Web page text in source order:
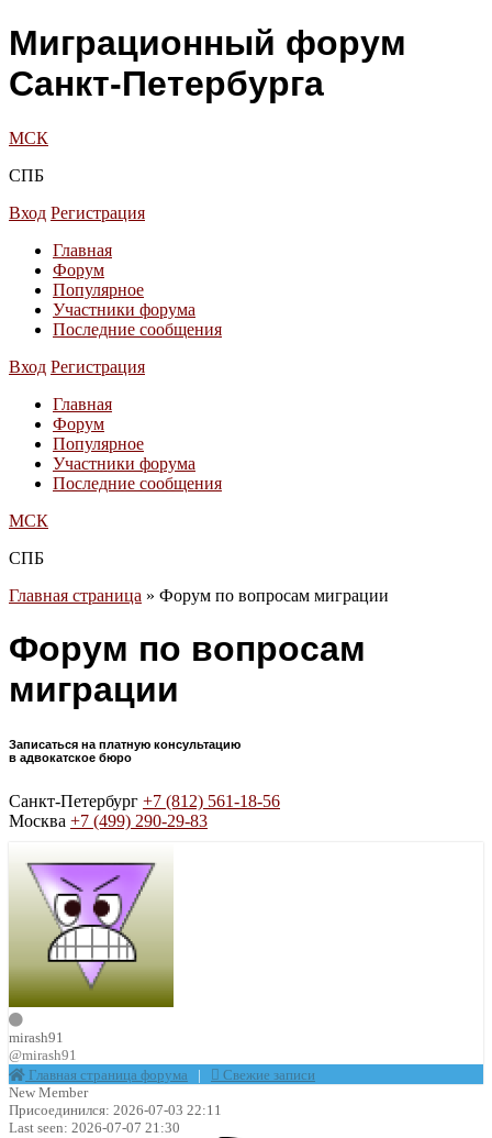
Миграционный форум
Санкт-Петербурга
МСК
СПБ
Вход Регистрация
Главная
Форум
Популярное
Участники форума
Последние сообщения
Вход Регистрация
Главная
Форум
Популярное
Участники форума
Последние сообщения
МСК
СПБ
Главная страница » Форум по вопросам миграции
Форум по вопросам
миграции
Записаться на платную консультацию
в адвокатское бюро
Санкт-Петербург +7 (812) 561-18-56
Москва +7 (499) 290-29-83
mirash91
@mirash91
Главная страница форума |
Свежие записи
New Member
Присоединился: 2026-07-03 22:11
Last seen: 2026-07-07 21:30